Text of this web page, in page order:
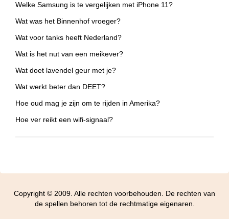
Welke Samsung is te vergelijken met iPhone 11?
Wat was het Binnenhof vroeger?
Wat voor tanks heeft Nederland?
Wat is het nut van een meikever?
Wat doet lavendel geur met je?
Wat werkt beter dan DEET?
Hoe oud mag je zijn om te rijden in Amerika?
Hoe ver reikt een wifi-signaal?
Copyright © 2009. Alle rechten voorbehouden. De rechten van
de spellen behoren tot de rechtmatige eigenaren.